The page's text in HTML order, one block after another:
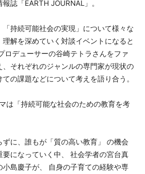
誌「EARTH JOURNAL」。
「持続可能社会の実現」について様々な
解を深めていく対談イベントになると
ロデューサーの谷崎テトラさんをファ
、それぞれのジャンルの専門家が現状の
の課題などについて考えを語り合う。
は「持続可能な社会のための教育を考
に、誰もが「質の高い教育」 の機会
要になっていく中、 社会学者の宮台真
島慶子が、 自身の子育ての経験や専